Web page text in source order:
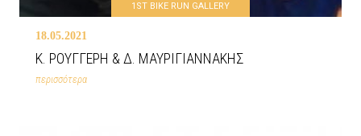
1ST BIKE RUN GALLERY
18.05.2021
Κ. ΡΟΥΓΓΕΡΗ & Δ. ΜΑΥΡΙΓΙΑΝΝΑΚΗΣ
περισσότερα